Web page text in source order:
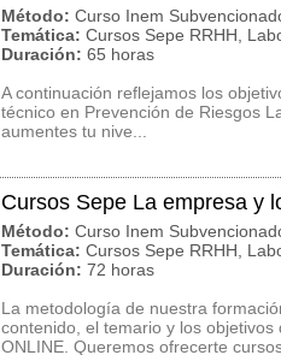
Método: Curso Inem
Temática: Cursos Sepe RRHH,
Duración: 65 horas
A continuación reflejamos los
técnico en Prevención de Riesgos
aumentes tu nive...
Cursos Sepe La empresa y
Método: Curso Inem
Temática: Cursos Sepe RRHH,
Duración: 72 horas
La metodología de nuestra
contenido, el temario y los
ONLINE. Queremos ofrecerte cursos